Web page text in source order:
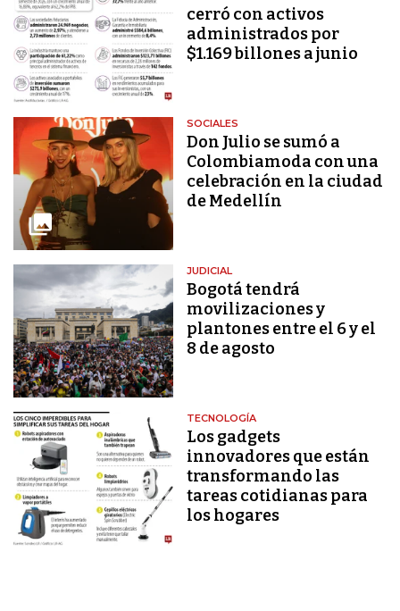
cerró con activos
administrados por
$1.169 billones a junio
SOCIALES
Don Julio se sumó a
Colombiamoda con una
celebración en la ciudad
de Medellín
JUDICIAL
Bogotá tendrá
movilizaciones y
plantones entre el 6 y el
8 de agosto
TECNOLOGÍA
Los gadgets
innovadores que están
transformando las
tareas cotidianas para
los hogares